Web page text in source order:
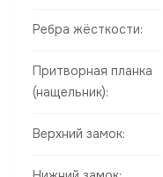
Ребра жёсткости:
Притворная планка
(нащельник):
Верхний замок: